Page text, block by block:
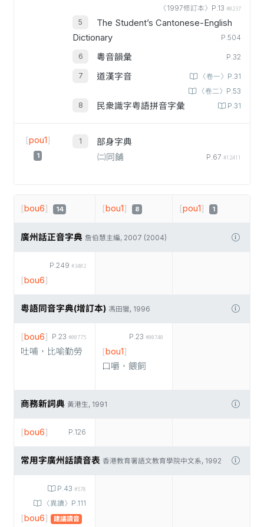
〈1997修訂本〉P.13 #0237
The Student’s Cantonese-English
Dictionary
P.504
粵音韻彙 P.32
道漢字音
〈卷一〉P.31
〈卷二〉P.53
民衆識字粤語拼音字彙 P.31
[pou1]
1
部身字典
㈡同餔
P.67 #12411
[bou6] 14 [bou1] 8 [pou1] 1
廣州話正音字典 詹伯慧主編, 2007 (2004)
P.249 #3402
[bou6]
粵語同音字典(增訂本) 馮田獵, 1996
P.23 #00775
[bou6]
吐哺，比喻勤勞
P.23 #00740
[bou1]
口嚼，餵飼
商務新詞典 黃港生, 1991
P.126
[bou6]
常用字廣州話讀音表 香港教育署語文教育學院中文系, 1992
P.43 #578
〈異讀〉P.111
[bou6] 建議讀音